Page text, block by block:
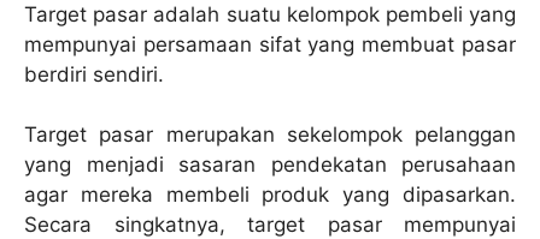
Target pasar adalah suatu kelompok pembeli yang
mempunyai persamaan sifat yang membuat pasar
berdiri sendiri.
Target pasar merupakan sekelompok pelanggan
yang menjadi sasaran pendekatan perusahaan
agar mereka membeli produk yang dipasarkan.
Secara singkatnya, target pasar mempunyai